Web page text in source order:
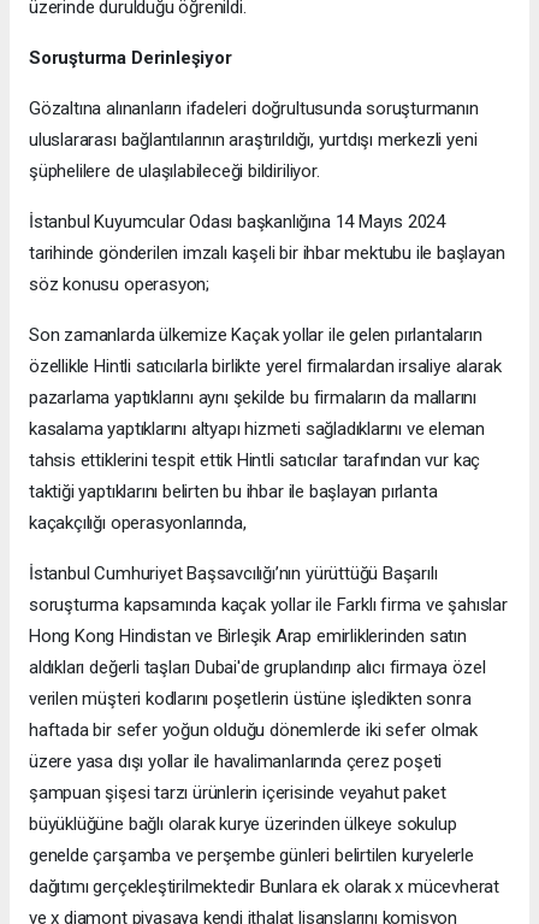
üzerinde durulduğu öğrenildi.
Soruşturma Derinleşiyor
Gözaltına alınanların ifadeleri doğrultusunda soruşturmanın
uluslararası bağlantılarının araştırıldığı, yurtdışı merkezli yeni
şüphelilere de ulaşılabileceği bildiriliyor.
İstanbul Kuyumcular Odası başkanlığına 14 Mayıs 2024
tarihinde gönderilen imzalı kaşeli bir ihbar mektubu ile başlayan
söz konusu operasyon;
Son zamanlarda ülkemize Kaçak yollar ile gelen pırlantaların
özellikle Hintli satıcılarla birlikte yerel firmalardan irsaliye alarak
pazarlama yaptıklarını aynı şekilde bu firmaların da mallarını
kasalama yaptıklarını altyapı hizmeti sağladıklarını ve eleman
tahsis ettiklerini tespit ettik Hintli satıcılar tarafından vur kaç
taktiği yaptıklarını belirten bu ihbar ile başlayan pırlanta
kaçakçılığı operasyonlarında,
İstanbul Cumhuriyet Başsavcılığı’nın yürüttüğü Başarılı
soruşturma kapsamında kaçak yollar ile Farklı firma ve şahıslar
Hong Kong Hindistan ve Birleşik Arap emirliklerinden satın
aldıkları değerli taşları Dubai'de gruplandırıp alıcı firmaya özel
verilen müşteri kodlarını poşetlerin üstüne işledikten sonra
haftada bir sefer yoğun olduğu dönemlerde iki sefer olmak
üzere yasa dışı yollar ile havalimanlarında çerez poşeti
şampuan şişesi tarzı ürünlerin içerisinde veyahut paket
büyüklüğüne bağlı olarak kurye üzerinden ülkeye sokulup
genelde çarşamba ve perşembe günleri belirtilen kuryelerle
dağıtımı gerçekleştirilmektedir Bunlara ek olarak x mücevherat
ve x diamont piyasaya kendi ithalat lisanslarını komisyon